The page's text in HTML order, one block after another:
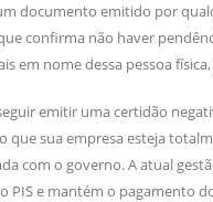
documento emitido por
confirma não haver
em nome dessa pessoa
emitir uma certidão
que sua empresa esteja
com o governo. A atual
PIS e mantém o pagamento